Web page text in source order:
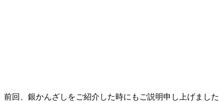
前回、銀かんざしをご紹介した時にもご説明申し上げました